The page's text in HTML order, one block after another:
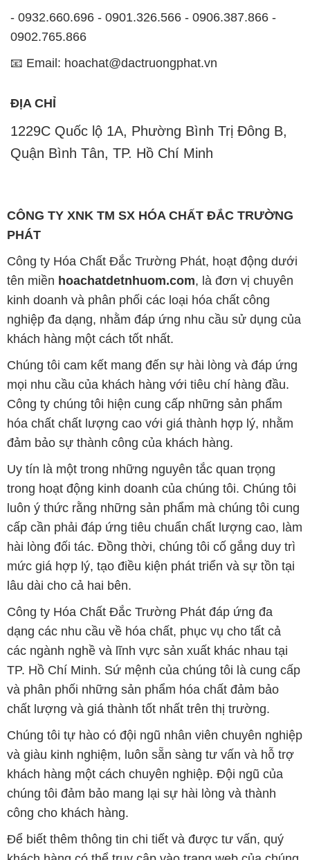
- 0932.660.696 - 0901.326.566 - 0906.387.866 -
0902.765.866
📧 Email: hoachat@dactruongphat.vn
ĐỊA CHỈ
1229C Quốc lộ 1A, Phường Bình Trị Đông B,
Quận Bình Tân, TP. Hồ Chí Minh
CÔNG TY XNK TM SX HÓA CHẤT ĐẮC TRƯỜNG
PHÁT
Công ty Hóa Chất Đắc Trường Phát, hoạt động dưới
tên miền hoachatdetnhuom.com, là đơn vị chuyên
kinh doanh và phân phối các loại hóa chất công
nghiệp đa dạng, nhằm đáp ứng nhu cầu sử dụng của
khách hàng một cách tốt nhất.
Chúng tôi cam kết mang đến sự hài lòng và đáp ứng
mọi nhu cầu của khách hàng với tiêu chí hàng đầu.
Công ty chúng tôi hiện cung cấp những sản phẩm
hóa chất chất lượng cao với giá thành hợp lý, nhằm
đảm bảo sự thành công của khách hàng.
Uy tín là một trong những nguyên tắc quan trọng
trong hoạt động kinh doanh của chúng tôi. Chúng tôi
luôn ý thức rằng những sản phẩm mà chúng tôi cung
cấp cần phải đáp ứng tiêu chuẩn chất lượng cao, làm
hài lòng đối tác. Đồng thời, chúng tôi cố gắng duy trì
mức giá hợp lý, tạo điều kiện phát triển và sự tồn tại
lâu dài cho cả hai bên.
Công ty Hóa Chất Đắc Trường Phát đáp ứng đa
dạng các nhu cầu về hóa chất, phục vụ cho tất cả
các ngành nghề và lĩnh vực sản xuất khác nhau tại
TP. Hồ Chí Minh. Sứ mệnh của chúng tôi là cung cấp
và phân phối những sản phẩm hóa chất đảm bảo
chất lượng và giá thành tốt nhất trên thị trường.
Chúng tôi tự hào có đội ngũ nhân viên chuyên nghiệp
và giàu kinh nghiệm, luôn sẵn sàng tư vấn và hỗ trợ
khách hàng một cách chuyên nghiệp. Đội ngũ của
chúng tôi đảm bảo mang lại sự hài lòng và thành
công cho khách hàng.
Để biết thêm thông tin chi tiết và được tư vấn, quý